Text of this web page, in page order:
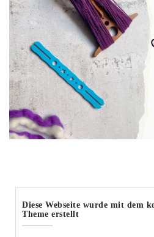
Diese Webseite wurde mit dem
Theme erstellt